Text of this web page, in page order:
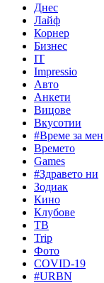
Днес
Лайф
Корнер
Бизнес
IT
Impressio
Авто
Анкети
Вицове
Вкусотии
#Време за мен
Времето
Games
#Здравето ни
Зодиак
Кино
Клубове
ТВ
Trip
Фото
COVID-19
#URBN